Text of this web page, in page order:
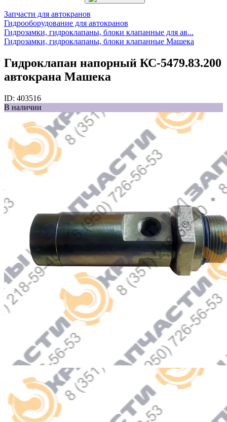
Запчасти для автокранов
Гидрооборудование для автокранов
Гидрозамки, гидроклапаны, блоки клапанные для ав...
Гидрозамки, гидроклапаны, блоки клапанные Машека
Гидроклапан напорный КС-5479.83.200
автокрана Машека
ID: 403516
В наличии